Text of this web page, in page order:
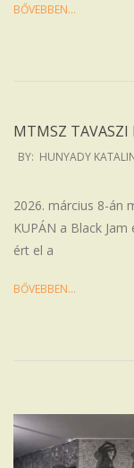
BŐVEBBEN…
MTMSZ TAVASZI
2026-
BY: HUNYADY
2026. március 8-án
KUPÁN a Black
ért el a
BŐVEBBEN…